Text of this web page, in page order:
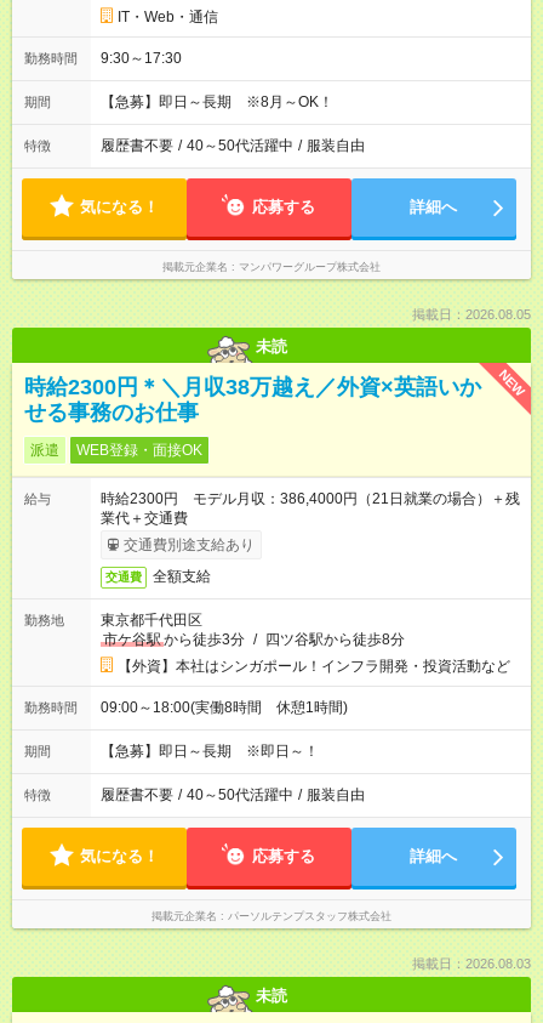
IT・Web・通信
勤務時間 9:30～17:30
期間 【急募】即日～長期 ※8月～OK！
特徴 履歴書不要 / 40～50代活躍中 / 服装自由
気になる！ 応募する 詳細へ
掲載元企業名 マンパワーグループ株式会社
掲載日：2026.08.05
未読
NEW
時給2300円＊＼月収38万越え／外資×英語いか
せる事務のお仕事
派遣 WEB登録・面接OK
給与
時給2300円 モデル月収：386,4000円（21日就業の場合）＋残
業代＋交通費
交通費別途支給あり
交通費 全額支給
勤務地
東京都千代田区
市ケ谷駅から徒歩3分 / 四ツ谷駅から徒歩8分
【外資】本社はシンガポール！インフラ開発・投資活動など
勤務時間 09:00～18:00(実働8時間 休憩1時間)
期間 【急募】即日～長期 ※即日～！
特徴 履歴書不要 / 40～50代活躍中 / 服装自由
気になる！ 応募する 詳細へ
掲載元企業名 パーソルテンプスタッフ株式会社
掲載日：2026.08.03
未読